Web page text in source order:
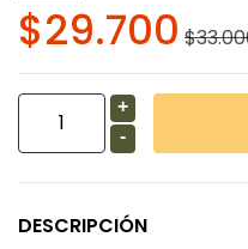
$29.700
+
-
DESCRIPCIÓN